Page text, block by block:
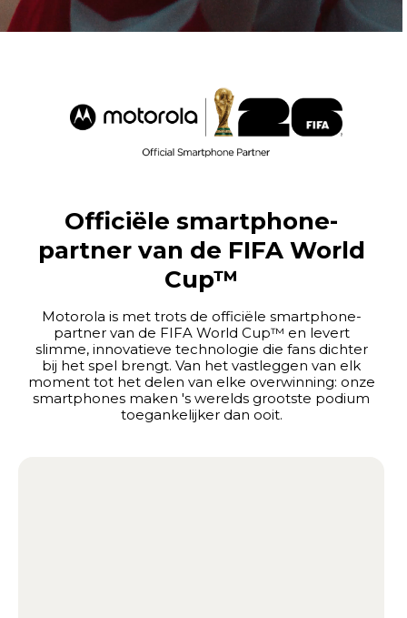
Officiële smartphone-
partner van de FIFA World
Cup™
Motorola is met trots de officiële smartphone-
partner van de FIFA World Cup™ en levert
slimme, innovatieve technologie die fans dichter
bij het spel brengt. Van het vastleggen van elk
moment tot het delen van elke overwinning: onze
smartphones maken 's werelds grootste podium
toegankelijker dan ooit.